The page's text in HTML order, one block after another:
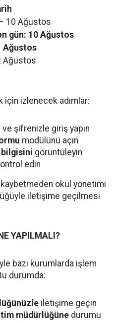
10 Ağustos
gün: 10 Ağustos
Ağustos
Ağustos
için izlenecek adımlar:
ve şifrenizle giriş yapın
modülünü açın
bilgisini görüntüleyin
edin
okul yönetimi
iletişime geçilmesi
YAPILMALI?
bazı kurumlarda işlem
durumda:
iletişime geçin
müdürlüğüne durumu